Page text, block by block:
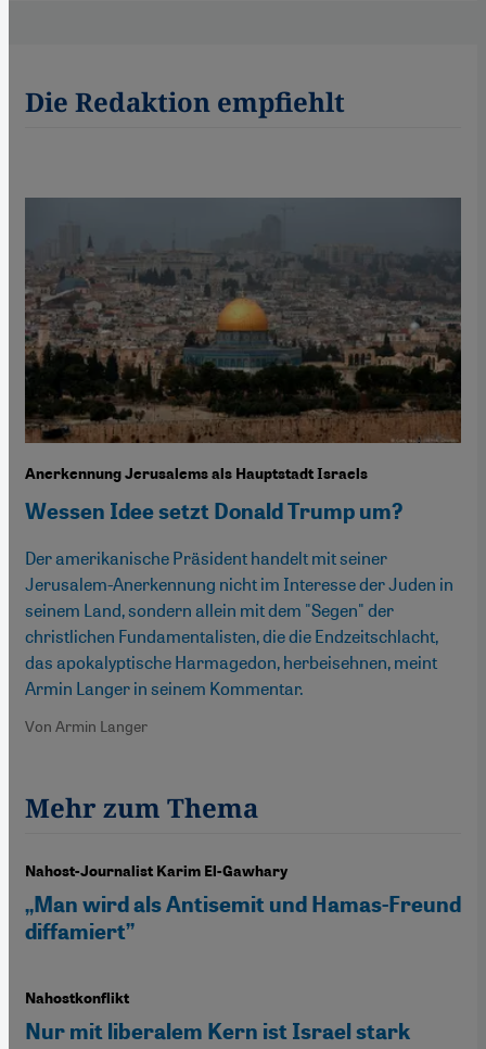
Die Redaktion empfiehlt
Anerkennung Jerusalems als Hauptstadt Israels
Wessen Idee setzt Donald Trump um?
Der amerikanische Präsident handelt mit seiner
Jerusalem-Anerkennung nicht im Interesse der Juden in
seinem Land, sondern allein mit dem "Segen" der
christlichen Fundamentalisten, die die Endzeitschlacht,
das apokalyptische Harmagedon, herbeisehnen, meint
Armin Langer in seinem Kommentar.
Von Armin Langer
Mehr zum Thema
Nahost-Journalist Karim El-Gawhary
„Man wird als Antisemit und Hamas-Freund
diffamiert”
Nahostkonflikt
Nur mit liberalem Kern ist Israel stark